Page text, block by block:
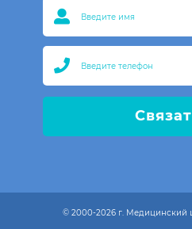
© 2000-2026 г. Медицинский